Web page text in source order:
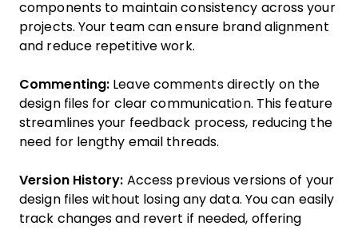
components to maintain consistency across your
projects. Your team can ensure brand alignment
and reduce repetitive work.
Commenting: Leave comments directly on the
design files for clear communication. This feature
streamlines your feedback process, reducing the
need for lengthy email threads.
Version History: Access previous versions of your
design files without losing any data. You can easily
track changes and revert if needed, offering